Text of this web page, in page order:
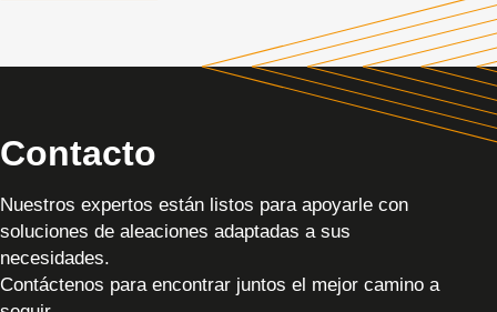
Contacto
Nuestros expertos están listos para apoyarle con
soluciones de aleaciones adaptadas a sus
necesidades.
Contáctenos para encontrar juntos el mejor camino a